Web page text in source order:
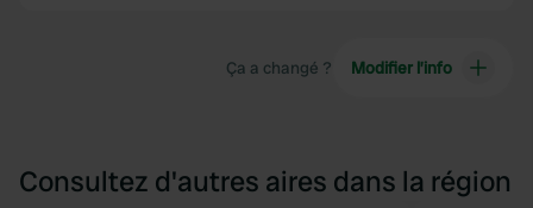
Ça a changé ? Modifier l’info
Consultez d'autres aires dans la région